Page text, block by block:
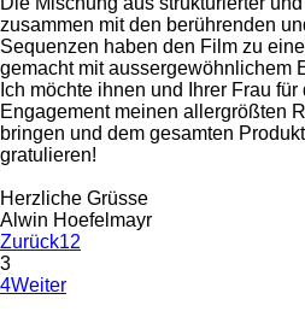
zusammen mit den berührenden
Sequenzen haben den Film zu
gemacht mit aussergewöhnlichem
Ich möchte ihnen und Ihrer Frau
Engagement meinen allergrößten
bringen und dem gesamten
gratulieren!
Herzliche Grüsse
Alwin Hoefelmayr
Zurück12
3
4Weiter